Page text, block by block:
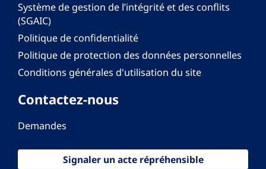
Système de gestion de l’intégrité et des conflits
(SGAIC)
Politique de confidentialité
Politique de protection des données personnelles
Conditions générales d'utilisation du site
Contactez-nous
Demandes
Signaler un acte répréhensible